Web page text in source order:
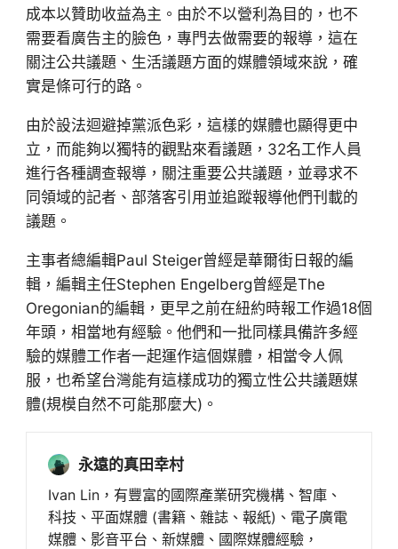
成本以贊助收益為主。由於不以營利為目的，也不
需要看廣告主的臉色，專門去做需要的報導，這在
關注公共議題、生活議題方面的媒體領域來說，確
實是條可行的路。
由於設法迴避掉黨派色彩，這樣的媒體也顯得更中
立，而能夠以獨特的觀點來看議題，32名工作人員
進行各種調查報導，關注重要公共議題，並尋求不
同領域的記者、部落客引用並追蹤報導他們刊載的
議題。
主事者總編輯Paul Steiger曾經是華爾街日報的編
輯，編輯主任Stephen Engelberg曾經是The
Oregonian的編輯，更早之前在紐約時報工作過18個
年頭，相當地有經驗。他們和一批同樣具備許多經
驗的媒體工作者一起運作這個媒體，相當令人佩
服，也希望台灣能有這樣成功的獨立性公共議題媒
體(規模自然不可能那麼大)。
永遠的真田幸村
Ivan Lin，有豐富的國際產業研究機構、智庫、
科技、平面媒體 (書籍、雜誌、報紙)、電子廣電
媒體、影音平台、新媒體、國際媒體經驗，